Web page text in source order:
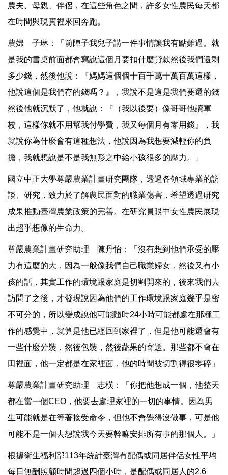
農夫、母親、伴侶，在這些角色之間，許多女性農民每天都
在時間與現實裡來回奔跑。
農婦 子琳：「前陣子我兒子講一件事情讓我有點難過。就
是我的書桌前面都會寫說這個月要扣什麼貸款然後我們還剩
多少錢，然後他說：『媽媽這個個十百千萬十萬百萬這樣，
他說這個是我們存的錢嗎？』，我說不是這是我們要還的錢
然後他就沉默了，他就說：『（我以後要）像哥哥他讀軍
校，這樣你就不用幫我付學費，我又每個月有零用錢』，我
就說你為什麼會有這種想法，他說因為我想要減輕你的負
擔，我就想說是不是我無形之中給小孩很多的壓力。」
國立中正大學尊嚴農業計畫研究團隊，透過各領域專業的訪
談、研究，致力於了解農民面對的職業傷害，希望透過研究
成果推動臺灣農業政策的完善。在研究員眼中女性農民展現
出超乎想像的生命力。
尊嚴農業計畫研究助理 陳丹怡：「沒有想到他們承受的壓
力有這麼的大，因為一般像我們自己職業婦女，然後又有小
孩的話，其實工作的環境跟家庭是切割開來的，後來我們去
訪問了之後，才發現說因為他們的工作環境跟家庭幾乎是密
不可分的，所以變成說他可能隨時24小時可能都處在那種工
作的感覺中，就算是他已經回到家裡了，但是他可能還會有
一些什麼分裝，然後包裝，然後蔬果的寄送。那些都不會在
田裡面，他一定都是在家裡面，他的時間被切割得很零碎」
尊嚴農業計畫研究助理 志橫：「你把他想成一個，他整天
都在當一個CEO，他要去處理家裡的一切的事情。因為男
生可能就是在等著接受命令，但他不會覺得沒做事，可是他
可能不是一個去想說我今天要幹嘛安排所有事的那個人。」
根據衛生福利部113年統計臺灣有配偶或同居伴侶女性平均
每日無酬照顧時間超過四個小時，是配偶或同居人的2.6